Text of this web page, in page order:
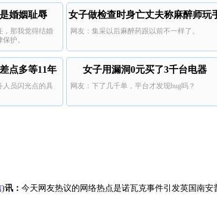
出回应。整个事件组合真的只能发生在
反。
婚姻耻辱
，那我觉得结婚
护。
女子做检查时身亡丈夫称麻醉师玩
网友：集采以后麻醉药跟以前不一样了。
点多等11年
人员闪光点的具
女子用漏洞0元买了3千台电器
网友：下了几千单，平台才发现bug吗？
)讯： 今天网友热议的网络热点是诺瓦克事件引发英国南